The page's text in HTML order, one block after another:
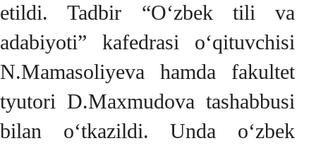
etildi. Tadbir “O‘zbek tili va
adabiyoti” kafedrasi o‘qituvchisi
N.Mamasoliyeva hamda fakultet
tyutori D.Maxmudova tashabbusi
bilan o‘tkazildi. Unda o‘zbek